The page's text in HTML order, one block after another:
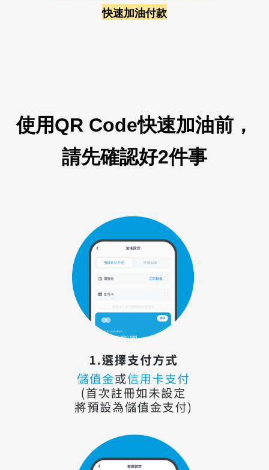
快速加油付款
使用QR Code快速加油前，
請先確認好2件事